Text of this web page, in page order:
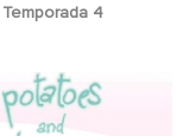
Temporada 4